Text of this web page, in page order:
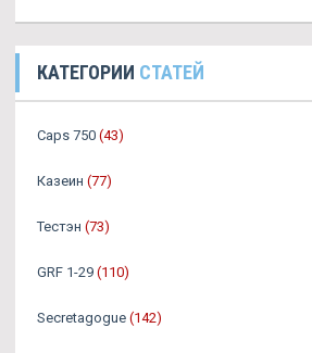
КАТЕГОРИИ СТАТЕЙ
Caps 750 (43)
Казеин (77)
Тестэн (73)
GRF 1-29 (110)
Secretagogue (142)